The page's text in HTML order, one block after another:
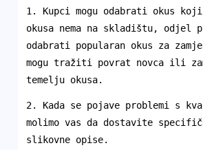
1. Kupci mogu odabrati okus
okusa nema na skladištu, odjel
odabrati popularan okus za
mogu tražiti povrat novca ili
temelju okusa.
2. Kada se pojave problemi s
molimo vas da dostavite
slikovne opise.